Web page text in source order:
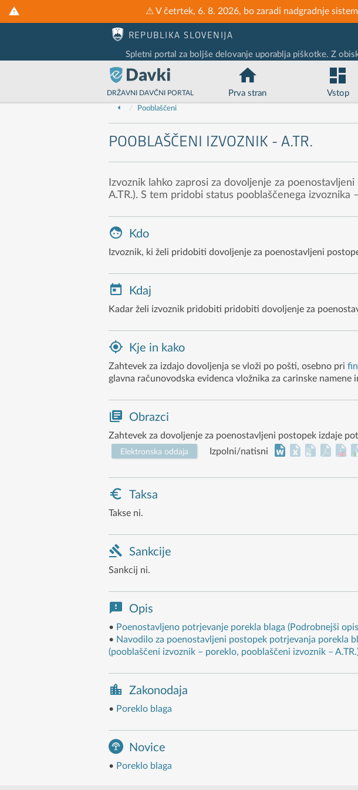
⚠ V četrtek, 6. 8. 2026, bo zaradi nadgradnje
Nadaljuj na vsebino zaprtega portala
REPUBLIKA SLOVENIJA
Spletni portal za boljše delovanje uporablja piškotke. Z
DRŽAVNI DAVČNI PORTAL Prva stran Vstop
Pooblaščeni
POOBLAŠČENI IZVOZNIK - A.TR.
Izvoznik lahko zaprosi za dovoljenje za
A.TR.). S tem pridobi status pooblaščenega izvoznika
Kdo
Izvoznik, ki želi pridobiti dovoljenje za poenostavljeni
Kdaj
Kadar želi izvoznik pridobiti pridobiti dovoljenje za
Kje in kako
Zahtevek za izdajo dovoljenja se vloži po pošti, osebno pri
glavna računovodska evidenca vložnika za carinske
Obrazci
Zahtevek za dovoljenje za poenostavljeni postopek izdaje
Elektronska oddaja Izpolni/natisni
Taksa
Takse ni.
Sankcije
Sankcij ni.
Opis
• Poenostavljeno potrjevanje porekla blaga (Podrobnejši
• Navodilo za poenostavljeni postopek potrjevanja porekla
(pooblaščeni izvoznik – poreklo, pooblaščeni izvoznik –
Zakonodaja
• Poreklo blaga
Novice
• Poreklo blaga